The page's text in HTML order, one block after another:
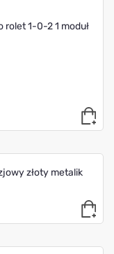
rolet 1-0-2 1 moduł
złoty metalik